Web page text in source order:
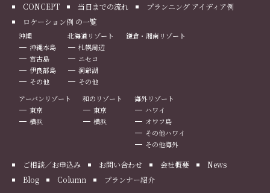
CONCEPT 当日までの流れ
プランニング アイディア例
ロケーション例 の一覧
沖縄
沖縄本島
宮古島
伊良部島
その他
北海道リゾート
札幌周辺
ニセコ
洞爺湖
その他
鎌倉・湘南リゾート
アーバンリゾート
東京
横浜
和のリゾート
東京
横浜
海外リゾート
ハワイ
オワフ島
その他ハワイ
その他海外
ご相談／お申込み お問い合わせ 会社概要
News
Blog
Column プランナー紹介